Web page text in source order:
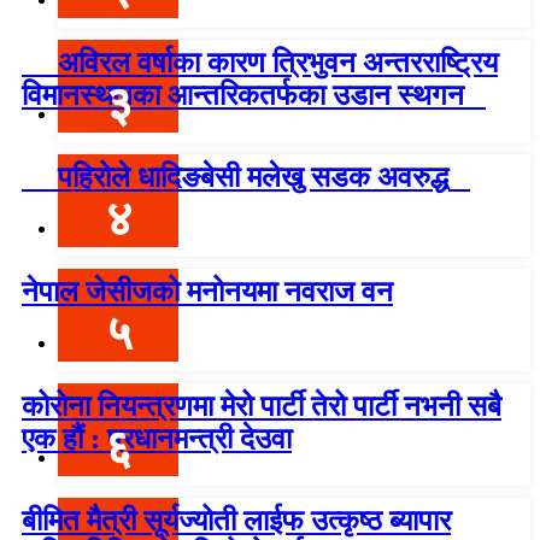
अविरल वर्षाका कारण त्रिभुवन अन्तरराष्ट्रिय
विमानस्थलका आन्तरिकतर्फका उडान स्थगन
३
पहिरोले धादिङबेसी मलेखु सडक अवरुद्ध
४
नेपाल जेसीजको मनोनयमा नवराज वन
५
कोरोना नियन्त्रणमा मेरो पार्टी तेरो पार्टी नभनी सबै
एक हौं : प्रधानमन्त्री देउवा
६
बीमित मैत्री सूर्यज्योती लाईफ उत्कृष्ठ ब्यापार